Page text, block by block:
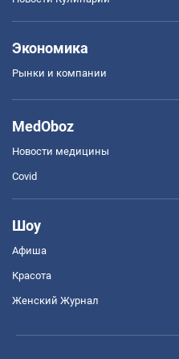
Экономика
Рынки и компании
MedOboz
Новости медицины
Covid
Шоу
Афиша
Красота
Женский Журнал